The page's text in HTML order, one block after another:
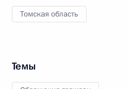
Томская область
Темы